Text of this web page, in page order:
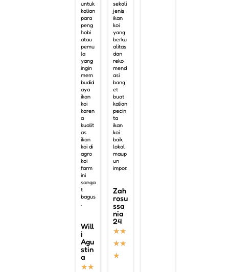
untuk
kalian
para
peng
hobi
atau
pemu
la
yang
ingin
mem
budid
aya
ikan
koi
karen
a
kualit
as
ikan
koi di
agro
koi
farm
ini
sanga
t
bagus
.
Will
i
Agu
stin
a
★★
sekali
jenis
ikan
koi
yang
berku
alitas
dan
reko
mend
asi
bang
et
buat
kalian
pecin
ta
ikan
koi
baik
lokal
maup
un
impor.
Zah
rosu
ssa
nia
24
★★
★★
★